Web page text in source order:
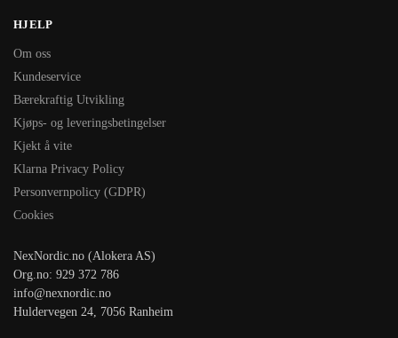
HJELP
Om oss
Kundeservice
Bærekraftig Utvikling
Kjøps- og leveringsbetingelser
Kjekt å vite
Klarna Privacy Policy
Personvernpolicy (GDPR)
Cookies
NexNordic.no (Alokera AS)
Org.no: 929 372 786
info@nexnordic.no
Huldervegen 24, 7056 Ranheim